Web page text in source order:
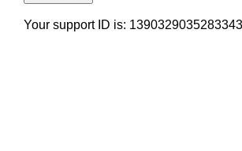
Your support ID is: